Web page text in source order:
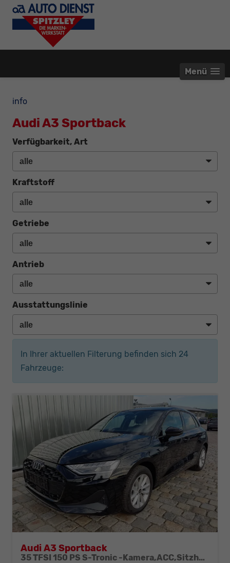
Menü
info
Audi A3 Sportback
Verfügbarkeit, Art
Kraftstoff
Getriebe
Antrieb
Ausstattungslinie
In Ihrer aktuellen Filterung befinden sich 24
Fahrzeuge:
Audi A3 Sportback
35 TFSI 150 PS S-Tronic -Kamera,ACC,Sitzheizung-4 Jahre Garantie-Sofort